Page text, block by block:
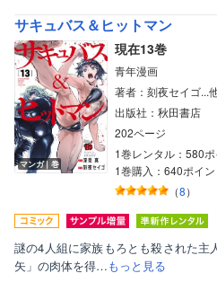
サキュバス＆ヒットマン
マンガ｜巻
現在13巻
青年漫画
著者：刻夜セイゴ...
出版社：秋田書店
202ページ
1巻レンタル：580ポ
1巻購入：640ポイン
（8）
謎の4人組に家族もろとも殺された主
矢」の肉体を得…もっと見る